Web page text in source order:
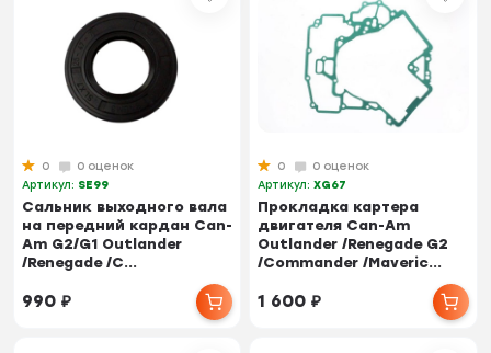
0
0 оценок
Артикул: SE99
Сальник выходного вала
на передний кардан Can-
Am G2/G1 Outlander
/Renegade /C...
990₽
0
0 оценок
Артикул:XG67
Прокладка картера
двигателя Can-Аm
Outlander /Renegade G2
/Commander /Maveric...
1 600₽